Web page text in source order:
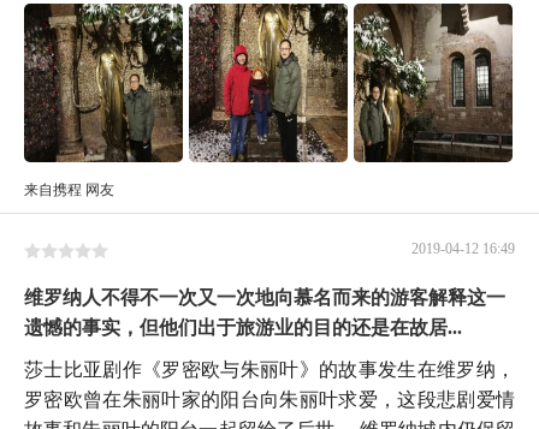
来自携程 网友
2019-04-12 16:49
维罗纳人不得不一次又一次地向慕名而来的游客解释这一
遗憾的事实，但他们出于旅游业的目的还是在故居...
莎士比亚剧作《罗密欧与朱丽叶》的故事发生在维罗纳，
罗密欧曾在朱丽叶家的阳台向朱丽叶求爱，这段悲剧爱情